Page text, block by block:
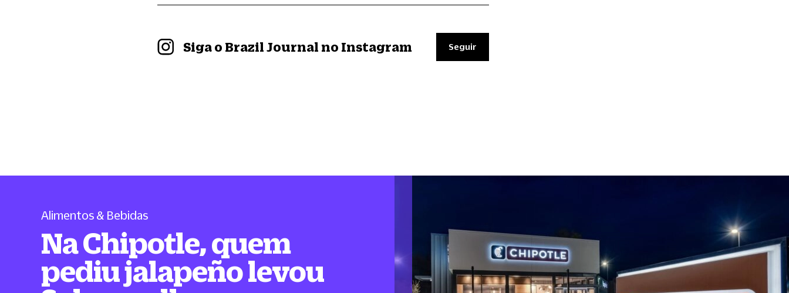
Siga o Brazil Journal no Instagram Seguir
Alimentos & Bebidas
Na Chipotle, quem
pediu jalapeño levou